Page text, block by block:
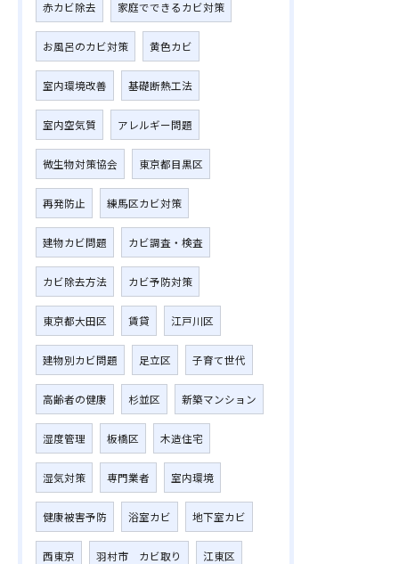
赤カビ除去 家庭でできるカビ対策
お風呂のカビ対策 黄色カビ
室内環境改善 基礎断熱工法
室内空気質 アレルギー問題
微生物対策協会 東京都目黒区
再発防止 練馬区カビ対策
建物カビ問題 カビ調査・検査
カビ除去方法 カビ予防対策
東京都大田区 賃貸 江戸川区
建物別カビ問題 足立区 子育て世代
高齢者の健康 杉並区 新築マンション
湿度管理 板橋区 木造住宅
湿気対策 専門業者 室内環境
健康被害予防 浴室カビ 地下室カビ
西東京 羽村市 カビ取り 江東区